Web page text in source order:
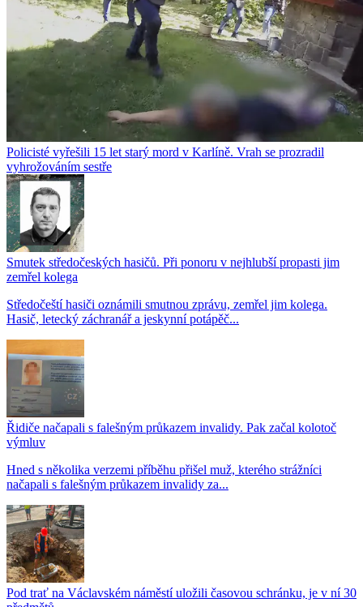
Policisté vyřešili 15 let starý mord v Karlíně. Vrah se prozradil
vyhrožováním sestře
Smutek středočeských hasičů. Při ponoru v nejhlubší propasti jim
zemřel kolega
Středočeští hasiči oznámili smutnou zprávu, zemřel jim kolega.
Hasič, letecký záchranář a jeskynní potápěč...
Řidiče načapali s falešným průkazem invalidy. Pak začal kolotoč
výmluv
Hned s několika verzemi příběhu přišel muž, kterého strážníci
načapali s falešným průkazem invalidy za...
Pod trať na Václavském náměstí uložili časovou schránku, je v ní 30